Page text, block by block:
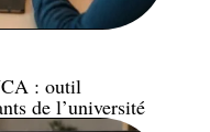
: outil
de l’université